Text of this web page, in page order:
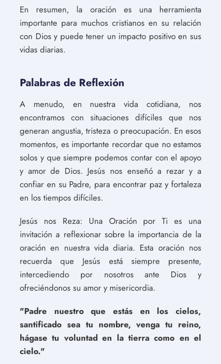
En resumen, la oración es una herramienta
importante para muchos cristianos en su relación
con Dios y puede tener un impacto positivo en sus
vidas diarias.
Palabras de Reflexión
A menudo, en nuestra vida cotidiana, nos
encontramos con situaciones difíciles que nos
generan angustia, tristeza o preocupación. En esos
momentos, es importante recordar que no estamos
solos y que siempre podemos contar con el apoyo
y amor de Dios. Jesús nos enseñó a rezar y a
confiar en su Padre, para encontrar paz y fortaleza
en los tiempos difíciles.
Jesús nos Reza: Una Oración por Ti es una
invitación a reflexionar sobre la importancia de la
oración en nuestra vida diaria. Esta oración nos
recuerda que Jesús está siempre presente,
intercediendo por nosotros ante Dios y
ofreciéndonos su amor y misericordia.
"Padre nuestro que estás en los cielos,
santificado sea tu nombre, venga tu reino,
hágase tu voluntad en la tierra como en el
cielo."